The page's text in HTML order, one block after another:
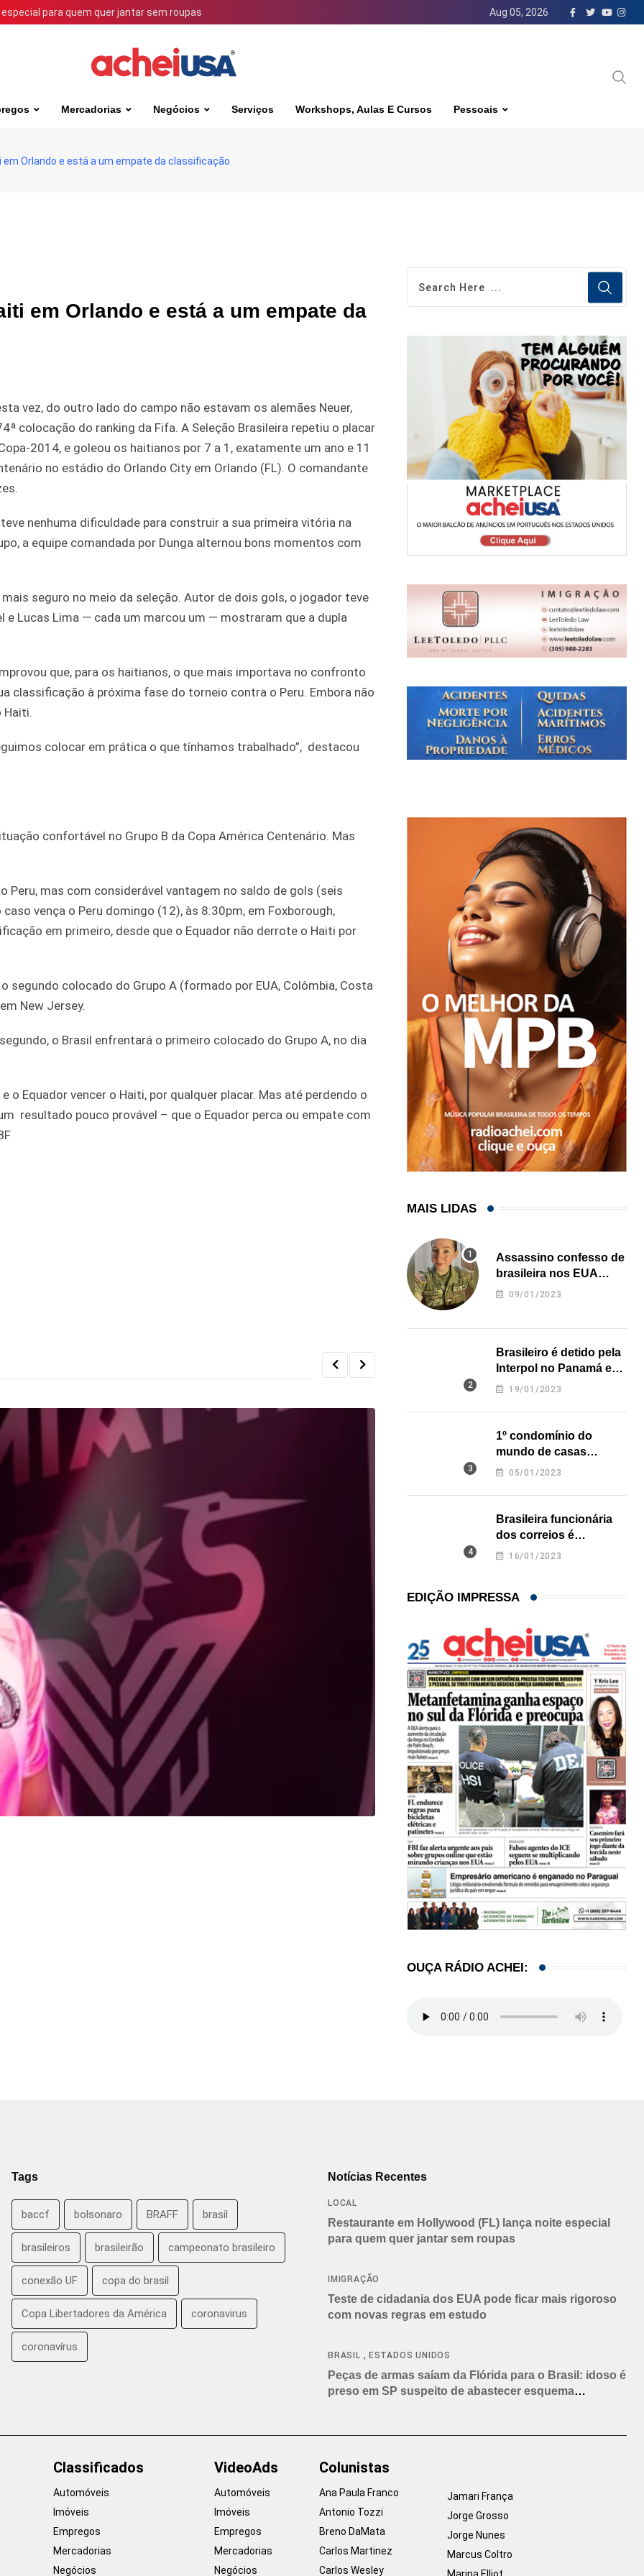
para quem quer jantar sem roupas Aug 05, 2026
Mercadorias Negócios Serviços Workshops, Aulas E Cursos Pessoais
Orlando e está a um empate da classificação
em Orlando e está a um empate da
vez, do outro lado do campo não estavam os alemães Neuer,
colocação do ranking da Fifa. A Seleção Brasileira repetiu o placar
2014, e goleou os haitianos por 7 a 1, exatamente um ano e 11
no estádio do Orlando City em Orlando (FL). O comandante
nenhuma dificuldade para construir a sua primeira vitória na
a equipe comandada por Dunga alternou bons momentos com
seguro no meio da seleção. Autor de dois gols, o jogador teve
e Lucas Lima — cada um marcou um — mostraram que a dupla
que, para os haitianos, o que mais importava no confronto
classificação à próxima fase do torneio contra o Peru. Embora não
Haiti.
colocar em prática o que tínhamos trabalhado”, destacou
confortável no Grupo B da Copa América Centenário. Mas
mas com considerável vantagem no saldo de gols (seis
vença o Peru domingo (12), às 8:30pm, em Foxborough,
em primeiro, desde que o Equador não derrote o Haiti por
segundo colocado do Grupo A (formado por EUA, Colômbia, Costa
New Jersey.
o Brasil enfrentará o primeiro colocado do Grupo A, no dia
o Equador vencer o Haiti, por qualquer placar. Mas até perdendo o
resultado pouco provável – que o Equador perca ou empate com
CARLOS WESLEY,ESPORTES
Palmeiras e Flamengo vencem bem na retomada
23/07/2026
MAIS LIDAS
Assassino confesso de
brasileira nos EUA
revela onde deixou o
09/01/2023
Brasileiro é detido pela
Interpol no Panamá e
pode pegar prisão
19/01/2023
1º condomínio do
mundo de casas
impressas em 3D é
05/01/2023
Brasileira funcionária
dos correios é
assassinada a facadas
16/01/2023
EDIÇÃO IMPRESSA
OUÇA RÁDIO ACHEI:
Tags
baccf bolsonaro BRAFF brasil
brasileiros brasileirão campeonato brasileiro
conexão UF copa do brasil
Copa Libertadores da América coronavirus
coronavírus
Notícias Recentes
LOCAL
Restaurante em Hollywood (FL) lança noite especial
para quem quer jantar sem roupas
IMIGRAÇÃO
Teste de cidadania dos EUA pode ficar mais rigoroso
com novas regras em estudo
BRASIL , ESTADOS UNIDOS
Peças de armas saíam da Flórida para o Brasil: idoso é
preso em SP suspeito de abastecer esquema
Classificados
Automóveis
Imóveis
Empregos
Mercadorias
Negócios
VideoAds
Automóveis
Imóveis
Empregos
Mercadorias
Negócios
Colunistas
Ana Paula Franco
Antonio Tozzi
Breno DaMata
Carlos Martinez
Carlos Wesley
Jamari França
Jorge Grosso
Jorge Nunes
Marcus Coltro